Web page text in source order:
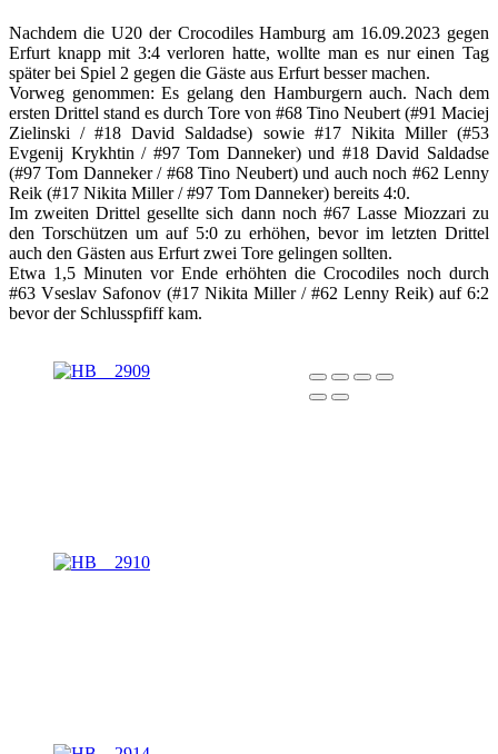
Nachdem die U20 der Crocodiles Hamburg am 16.09.2023 gegen
Erfurt knapp mit 3:4 verloren hatte, wollte man es nur einen Tag
später bei Spiel 2 gegen die Gäste aus Erfurt besser machen.
Vorweg genommen: Es gelang den Hamburgern auch. Nach dem
ersten Drittel stand es durch Tore von #68 Tino Neubert (#91 Maciej
Zielinski / #18 David Saldadse) sowie #17 Nikita Miller (#53
Evgenij Krykhtin / #97 Tom Danneker) und #18 David Saldadse
(#97 Tom Danneker / #68 Tino Neubert) und auch noch #62 Lenny
Reik (#17 Nikita Miller / #97 Tom Danneker) bereits 4:0.
Im zweiten Drittel gesellte sich dann noch #67 Lasse Miozzari zu
den Torschützen um auf 5:0 zu erhöhen, bevor im letzten Drittel
auch den Gästen aus Erfurt zwei Tore gelingen sollten.
Etwa 1,5 Minuten vor Ende erhöhten die Crocodiles noch durch
#63 Vseslav Safonov (#17 Nikita Miller / #62 Lenny Reik) auf 6:2
bevor der Schlusspfiff kam.